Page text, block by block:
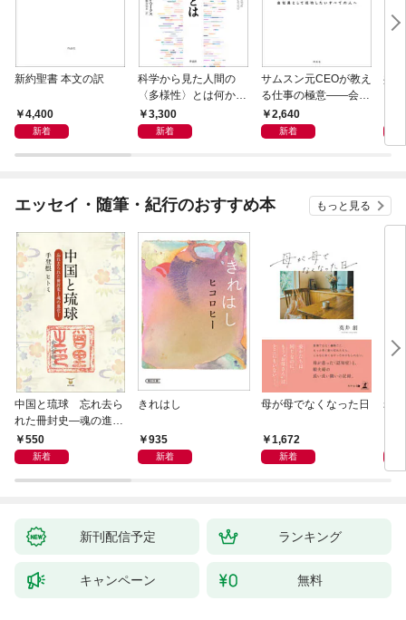
新約聖書 本文の訳
4,400
新着
科学から見た人間の
〈多様性〉とは何か―
―遺伝科学と疑似科学
3,300
新着
サムスン元CEOが教え
る仕事の極意――会社
員として成功したいす
べての人へ
2,640
新着
共
エッセイ・随筆・紀行のおすすめ本 もっと見る
中国と琉球 忘れ去ら
れた冊封史―魂の進化
―550
新着
きれはし
935
新着
母が母でなくなった日
1,672
新着
老
新刊配信予定 ランキング
キャンペーン 無料